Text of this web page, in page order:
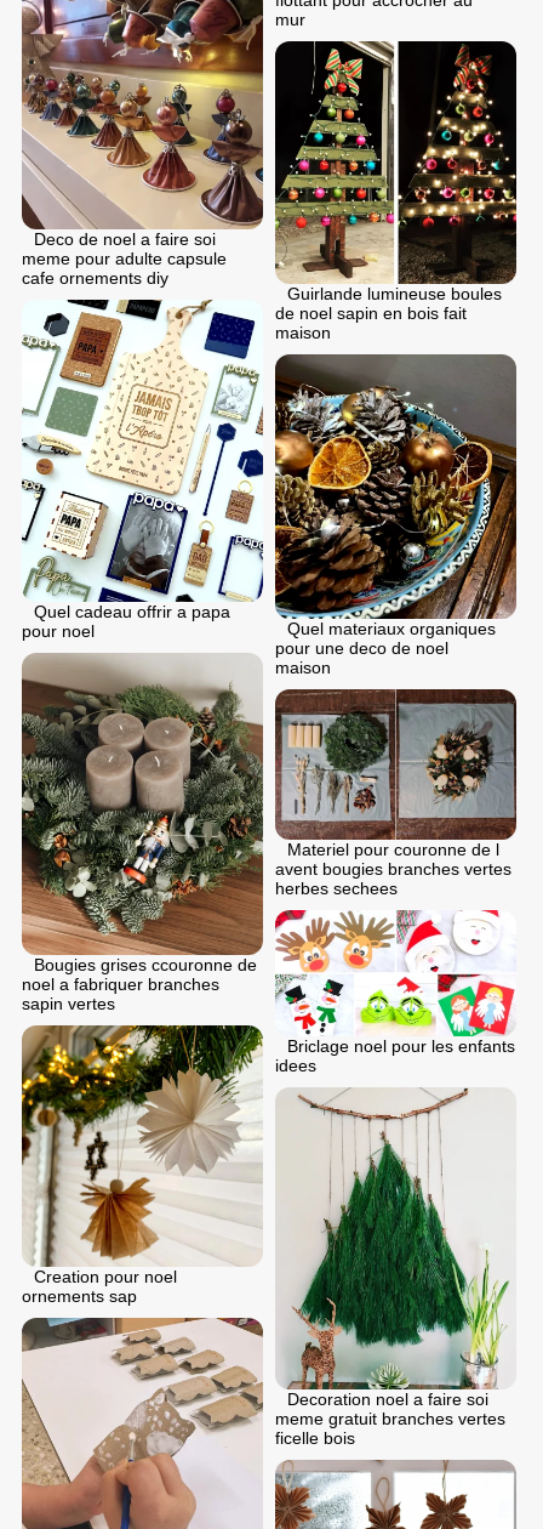
mur
Deco de noel a faire soi
meme pour adulte capsule
cafe ornements diy
Guirlande lumineuse boules
de noel sapin en bois fait
maison
Quel cadeau offrir a papa
pour noel
Quel materiaux organiques
pour une deco de noel
maison
Bougies grises ccouronne de
noel a fabriquer branches
sapin vertes
Materiel pour couronne de l
avent bougies branches vertes
herbes sechees
Briclage noel pour les enfants
idees
Creation pour noel
ornements sap
Decoration noel a faire soi
meme gratuit branches vertes
ficelle bois